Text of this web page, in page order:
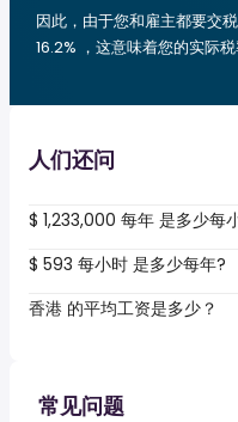
因此，由于您和雇主都要交
16.2% ，这意味着您的实际
人们还问
$ 1,233,000 每年 是多少每
$ 593 每小时 是多少每年?
香港 的平均工资是多少？
常见问题